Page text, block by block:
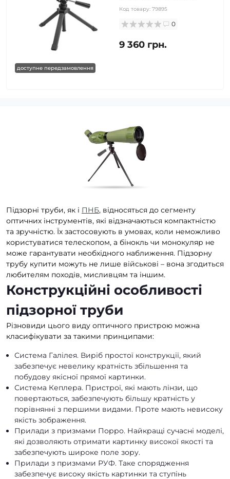
доступне передзамовлення
Код товару: 79895
0
9 360 грн.
Підзорні труби, як і ПНБ, відносяться до сегменту
оптичних інструментів, які відзначаються компактністю
та зручністю. Їх застосовують в умовах, коли неможливо
користуватися телескопом, а бінокль чи монокуляр не
може гарантувати необхідного наближення. Підзорну
трубу купити можуть не лише військові – вона згодиться
любителям походів, мисливцям та іншим.
Конструкційні особливості
підзорної труби
Різновиди цього виду оптичного пристрою можна
класифікувати за такими принципами:
Система Галілея. Виріб простої конструкції, який
забезпечує невелику кратність збільшення та
побудову якісної прямої картинки.
Система Кеплера. Пристрої, які мають лінзи, що
повертаються, забезпечують більшу кратність у
порівнянні з першими видами. Проте мають невисоку
якість зображення.
Прилади з призмами Порро. Найкращі сучасні моделі,
які дозволяють отримати картинку високої якості та
забезпечують широке поле зору.
Прилади з призмами РУФ. Таке спорядження
забезпечує високу якість картинки та ступінь